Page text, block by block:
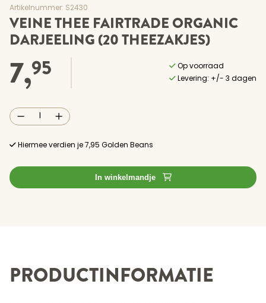
Artikelnummer: S2430
VEINE THEE FAIRTRADE ORGANIC
DARJEELING (20 THEEZAKJES)
7,95
Op voorraad
Levering: +/- 3 dagen
Veine
Thee
Organic
Darjeeling
theezakjes)
Hiermee verdien je 7,95 Golden Beans
In winkelmandje
PRODUCTINFORMATIE